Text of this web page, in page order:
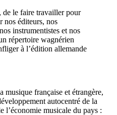
de le faire travailler pour
nos éditeurs, nos
instrumentistes et nos
répertoire wagnérien
à l’édition allemande
musique française et étrangère,
autocentré de la
l’économie musicale du pays :